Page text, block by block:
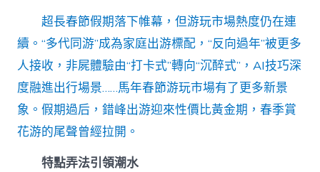
包
養
場
新
意
多
節
后
超長春節假期落下帷幕，但游玩市場熱度仍在連
續。“多代同游”成為家庭出游標配，“反向過年”被更多
人接收，非屍體驗由“打卡式”轉向“沉醉式”，AI技巧深
度融進出行場景……馬年春節游玩市場有了更多新景
象。假期過后，錯峰出游迎來性價比黃金期，春季賞
花游的尾聲曾經拉開。
特點弄法引領潮水